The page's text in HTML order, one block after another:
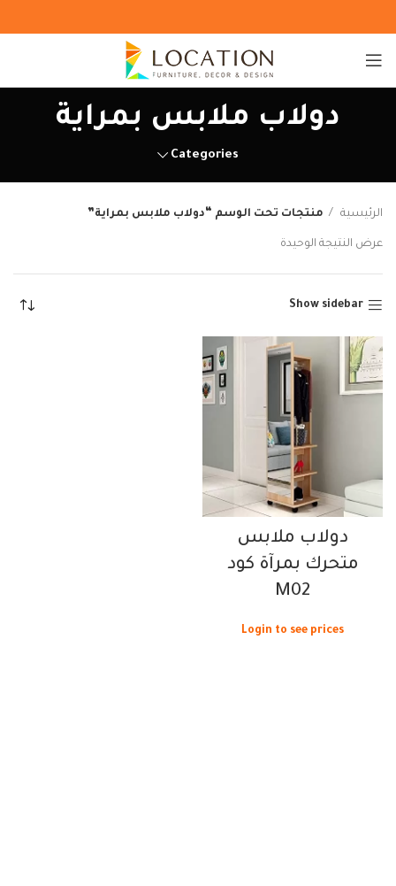
دولاب ملابس بمراية
Categories
الرئيسية منتجات تحت الوسم “دولاب ملابس بمراية”
عرض النتيجة الوحيدة
Show sidebar
دولاب ملابس
متحرك بمرآة كود
M02
Login to see prices